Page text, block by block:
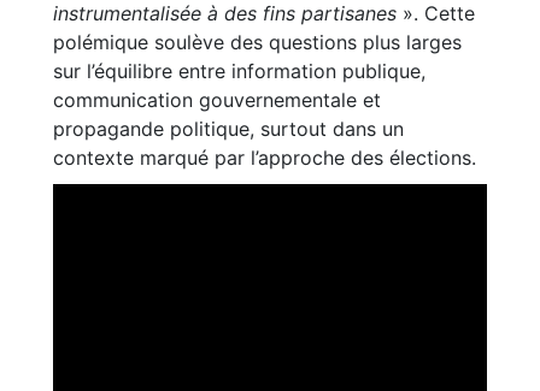
instrumentalisée à des fins partisanes ». Cette
polémique soulève des questions plus larges
sur l’équilibre entre information publique,
communication gouvernementale et
propagande politique, surtout dans un
contexte marqué par l’approche des élections.